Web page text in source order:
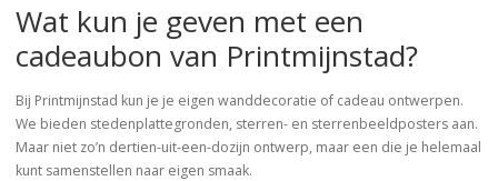
Wat kun je geven met een
cadeaubon van Printmijnstad?
Bij Printmijnstad kun je je eigen wanddecoratie of cadeau ontwerpen.
We bieden stedenplattegronden, sterren- en sterrenbeeldposters aan.
Maar niet zo’n dertien-uit-een-dozijn ontwerp, maar een die je helemaal
kunt samenstellen naar eigen smaak.